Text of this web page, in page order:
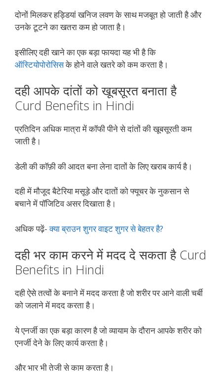
दोनों मिलकर हड्डियां खनिज लवण के साथ मजबूत हो जाती है और
उनके टूटने का खतरा कम हो जाता है।
इसीलिए दही खाने का एक बड़ा फायदा यह भी है कि
ऑस्टियोपोरोसिसके होने वाले खतरे को कम करता है।
दही आपके दांतों को खूबसूरत बनाता है
Curd Benefits in Hindi
प्रतिदिन अधिक मात्रा में कॉफी पीने से दांतों की खूबसूरती कम
जाती है।
डेली की कॉफ़ी की आदत बना लेना दातों के लिए खराब कार्य है।
दही में मौजूद बैटेरिया मसूड़े और दातों को फ्यूचर के नुकसान से
बचाने में पॉजिटिव असर दिखाता है।
अधिक पढ़ें-क्या ब्राउन शुगर वाइट शुगर से बेहतर है?
दही भर काम करने में मदद दे सकता है Curd
Benefits in Hindi
दही ऐसे तत्वों के बनाने में मदद करता है जो शरीर पर आने वाली चर्बी
को जलाने में मदद करता है।
ये एनर्जी का एक बड़ा कारण है जो व्यायाम के दौरान आपके शरीर को
एनर्जी देने के लिए कार्य करता है।
और भार भी तेजी से काम करता है।